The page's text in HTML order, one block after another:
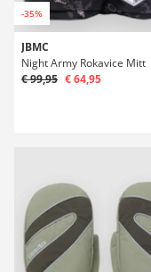
-35%
JBMC
Night Army Rokavice Mitt
€ 99,95 € 64,95